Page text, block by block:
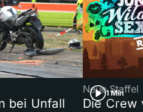
bei Unfall
1 Min
Neue Staffel
Die Crew